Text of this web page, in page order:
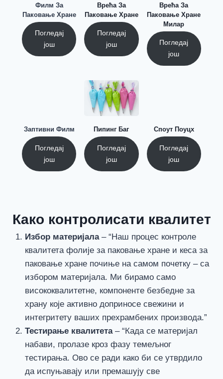
Филм За
Паковање Хране
Погледај
још
Врећа За
Паковање Хране
Погледај
још
Врећа За
Паковање Хране
Милар
Погледај
још
Заптивни Филм
Погледај
још
Пипинг Баг
Погледај
још
Споут Поуцх
Погледај
још
Како контролисати квалитет
Избор материјала– “Наш процес контроле
квалитета фолије за паковање хране и кеса за
паковање хране почиње на самом почетку – са
избором материјала. Ми бирамо само
висококвалитетне, компоненте безбедне за
храну које активно доприносе свежини и
интегритету ваших прехрамбених производа.”
Тестирање квалитета– “Када се материјал
набави, пролазе кроз фазу темељног
тестирања. Ово се ради како би се утврдило
да испуњавају или премашују све